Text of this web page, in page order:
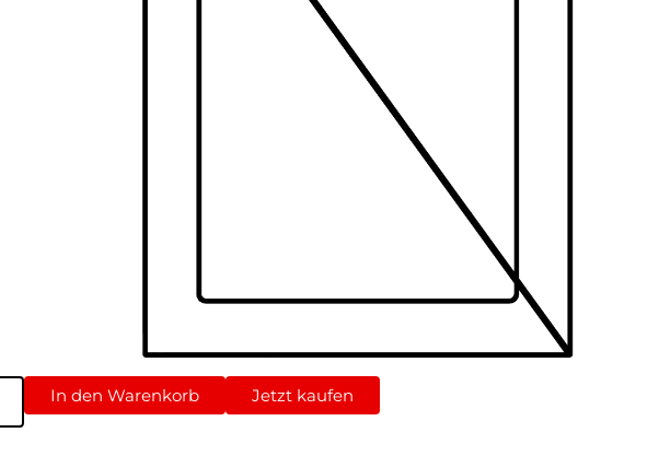
In den Warenkorb Jetzt kaufen